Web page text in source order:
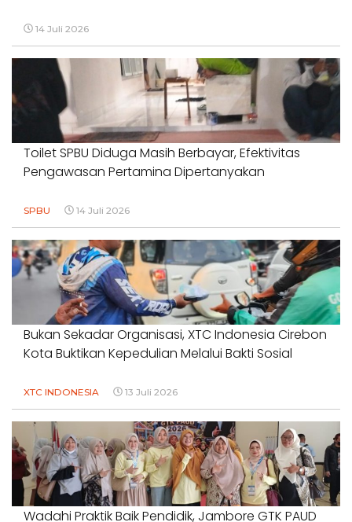
14 Juli 2026
Toilet SPBU Diduga Masih Berbayar, Efektivitas
Pengawasan Pertamina Dipertanyakan
SPBU 14 Juli 2026
Bukan Sekadar Organisasi, XTC Indonesia Cirebon
Kota Buktikan Kepedulian Melalui Bakti Sosial
XTC INDONESIA 13 Juli 2026
Wadahi Praktik Baik Pendidik, Jambore GTK PAUD